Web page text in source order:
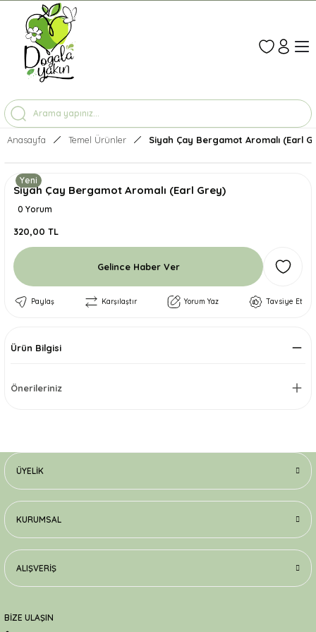
1-7 İŞ GÜNÜNDE KARGO
TÜM ÜRÜNLERDE GEÇERLİ %10 İNDİRİM
Anasayfa Temel Ürünler Siyah Çay Bergamot Aromalı (Earl
Yeni
Siyah Çay Bergamot Aromalı (Earl Grey)
0 Yorum
320,00 TL
Gelince Haber Ver
Paylaş Karşılaştır Yorum Yaz Tavsiye Et
Ürün Bilgisi
Önerileriniz
ÜYELIK
KURUMSAL
ALIŞVERIŞ
BİZE ULAŞIN